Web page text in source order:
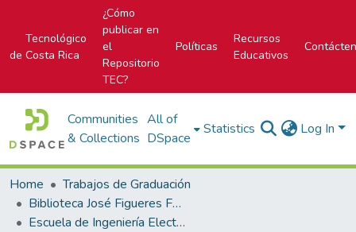
Tecnológico
de Costa Rica
¿Cómo
publicar en
el
Repositorio
TEC?
Políticas
Recursos
Educativos
Communities
& Collections
All of
DSpace
Statistics Log In
Home
Trabajos de Graduación
Biblioteca José Figueres Ferrer
Escuela de Ingeniería Electrónica